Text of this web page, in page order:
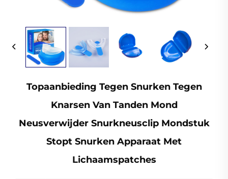
Topaanbieding Tegen Snurken Tegen
Knarsen Van Tanden Mond
Neusverwijder Snurkneusclip Mondstuk
Stopt Snurken Apparaat Met
Lichaamspatches